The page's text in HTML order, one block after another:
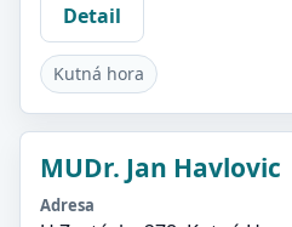
Detail
Kutná hora
MUDr. Jan Havlovic
Adresa